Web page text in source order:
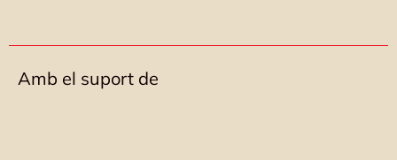
Amb el suport de